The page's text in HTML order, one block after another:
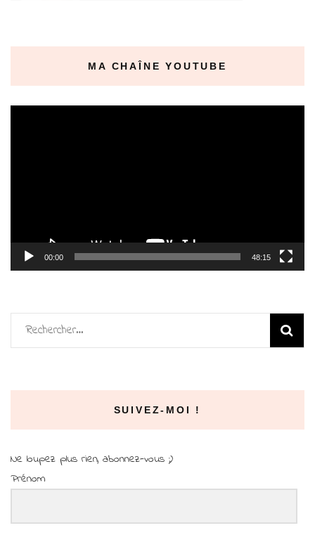
MA CHAÎNE YOUTUBE
00:00 48:15
Rechercher :
SUIVEZ-MOI !
Ne loupez plus rien, abonnez-vous ;)
Prénom